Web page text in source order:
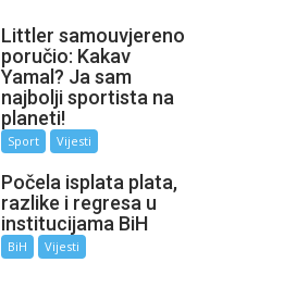
Littler samouvjereno
poručio: Kakav
Yamal? Ja sam
najbolji sportista na
planeti!
Sport Vijesti
Počela isplata plata,
razlike i regresa u
institucijama BiH
BiH Vijesti